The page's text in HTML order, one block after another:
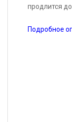
продлится
Подробное